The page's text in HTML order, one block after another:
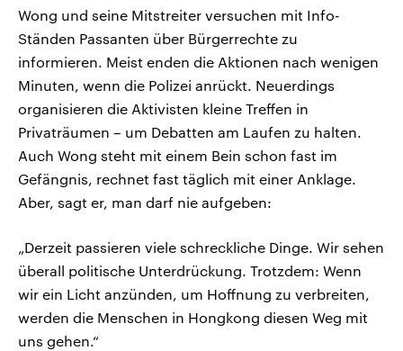
Wong und seine Mitstreiter versuchen mit Info-
Ständen Passanten über Bürgerrechte zu
informieren. Meist enden die Aktionen nach wenigen
Minuten, wenn die Polizei anrückt. Neuerdings
organisieren die Aktivisten kleine Treffen in
Privaträumen – um Debatten am Laufen zu halten.
Auch Wong steht mit einem Bein schon fast im
Gefängnis, rechnet fast täglich mit einer Anklage.
Aber, sagt er, man darf nie aufgeben:
„Derzeit passieren viele schreckliche Dinge. Wir sehen
überall politische Unterdrückung. Trotzdem: Wenn
wir ein Licht anzünden, um Hoffnung zu verbreiten,
werden die Menschen in Hongkong diesen Weg mit
uns gehen.“